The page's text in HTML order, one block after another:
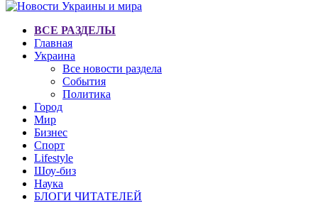
ВСЕ РАЗДЕЛЫ
Главная
Украина
Все новости раздела
События
Политика
Город
Мир
Бизнес
Спорт
Lifestyle
Шоу-биз
Наука
БЛОГИ ЧИТАТЕЛЕЙ